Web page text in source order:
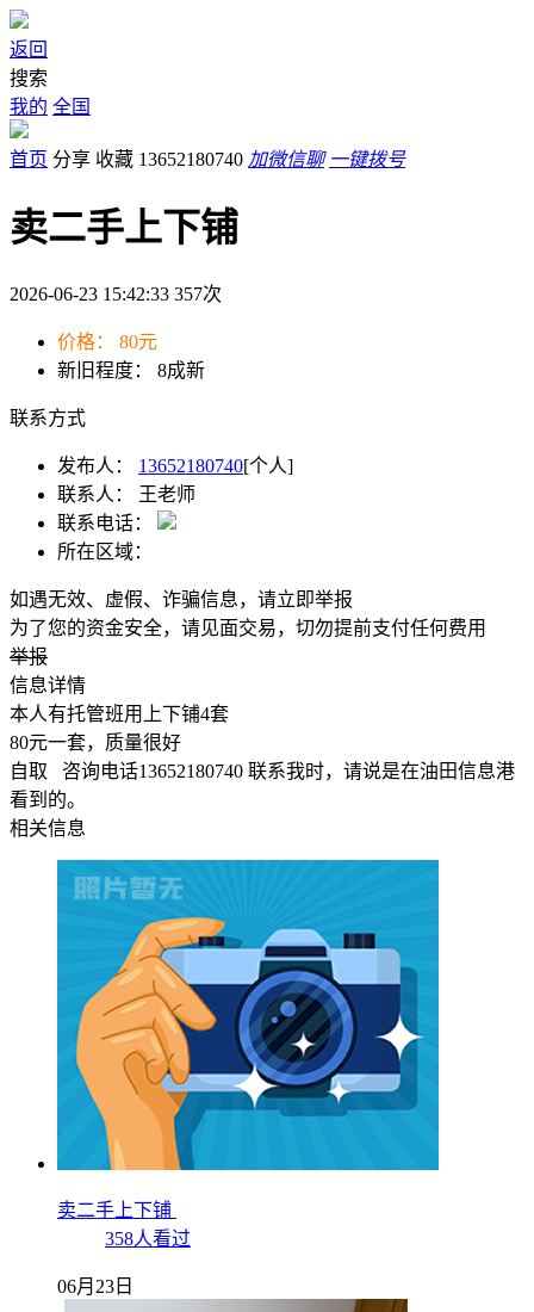
返回
搜索
我的 全国
首页 分享 收藏 13652180740 加微信聊 一键拨号
卖二手上下铺
2026-06-23 15:42:33 357次
价格：
80元
新旧程度：
8成新
联系方式
发布人： 13652180740[个人]
联系人：
王老师
联系电话：
所在区域：
如遇无效、虚假、诈骗信息，请立即举报
为了您的资金安全，请见面交易，切勿提前支付任何费用
举报
信息详情
本人有托管班用上下铺4套
80元一套，质量很好
自取 咨询电话13652180740 联系我时，请说是在油田信息港
看到的。
相关信息
卖二手上下铺
358人看过
06月23日